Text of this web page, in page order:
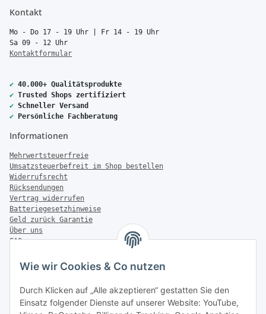
Wie wir Cookies & Co nutzen
Durch Klicken auf „Alle akzeptieren“ gestatten Sie den
Einsatz folgender Dienste auf unserer Website: YouTube,
Kontakt
Mo - Do 17 - 19 Uhr | Fr 14 - 19 Uhr
Sa 09 - 12 Uhr
Kontaktformular
✔ 40.000+ Qualitätsprodukte
✔ Trusted Shops zertifiziert
✔ Schneller Versand
✔ Persönliche Fachberatung
Informationen
Mehrwertsteuerfreie
Umsatzsteuerbefreit im Shop bestellen
Widerrufsrecht
Rücksendungen
Vertrag widerrufen
Batteriegesetzhinweise
Geld zurück Garantie
Über uns
FAQ
Zahlung & Versand